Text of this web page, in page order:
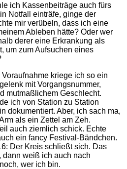
ich Kassenbeiträge auch fürs
Notfall einträfe, ginge der
mir verübeln, dass ich eine
Ableben hätte? Oder wer
derer eine Erkrankung als
um zum Aufsuchen eines
kriege ich so ein
mit Vorgangsnummer,
mutmaßlichem Geschlecht.
ich von Station zu Station
dokumentiert. Aber, ich sach ma,
als ein Zettel am Zeh.
auch ziemlich schick. Echte
ein fancy Festival-Bändchen.
Der Kreis schließt sich. Das
dann weiß ich auch nach
wer ich bin.